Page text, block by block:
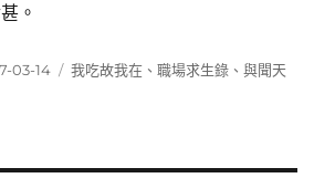
。
03-14
分
我吃故我在 、職場求生錄 、與聞天